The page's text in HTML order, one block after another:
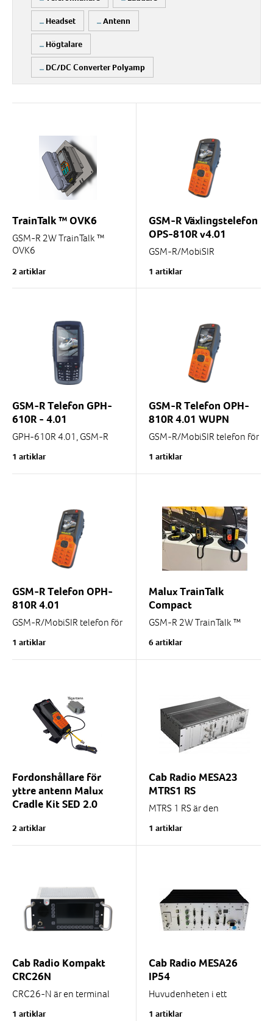
Headset Antenn
Högtalare
DC/DC Converter Polyamp
TrainTalk ™ OVK6
GSM-R 2W TrainTalk ™
OVK6
model
OVK3 and Malux OVK4 and
2 artiklar
GSM-R Växlingstelefon
OPS-810R v4.01
GSM-R/MobiSIR
banarbete och tuffa miljöer.
1 artiklar
GSM-R Telefon GPH-
610R - 4.01
GPH-610R 4.01, GSM-R
ombordanställda och
lättare användning, ej att
1 artiklar
GSM-R Telefon OPH-
810R 4.01 WUPN
GSM-R/MobiSIR telefon för
Extremt tålig mot stötar, fall
och vibrationer
1 artiklar
GSM-R Telefon OPH-
810R 4.01
GSM-R/MobiSIR telefon för
Extremt tålig mot stötar, fall
och vibrationer
1 artiklar
Malux TrainTalk
Compact
GSM-R 2W TrainTalk ™
The most compact TrainTalk
model.
be installed in different
places in the driver's...
6 artiklar
Fordonshållare för
yttre antenn Malux
Cradle Kit SED 2.0
GSM-R telefon SED
OPH/OPS-810R med
2 artiklar
Cab Radio MESA23
MTRS1 RS
MTRS 1 RS är den
huvudenheten ett MESA23
system.
1 artiklar
Cab Radio Kompakt
CRC26N
CRC26-N är en terminal
användas som tågradio,
1 artiklar
Cab Radio MESA26
IP54
Huvudenheten i ett
1 artiklar